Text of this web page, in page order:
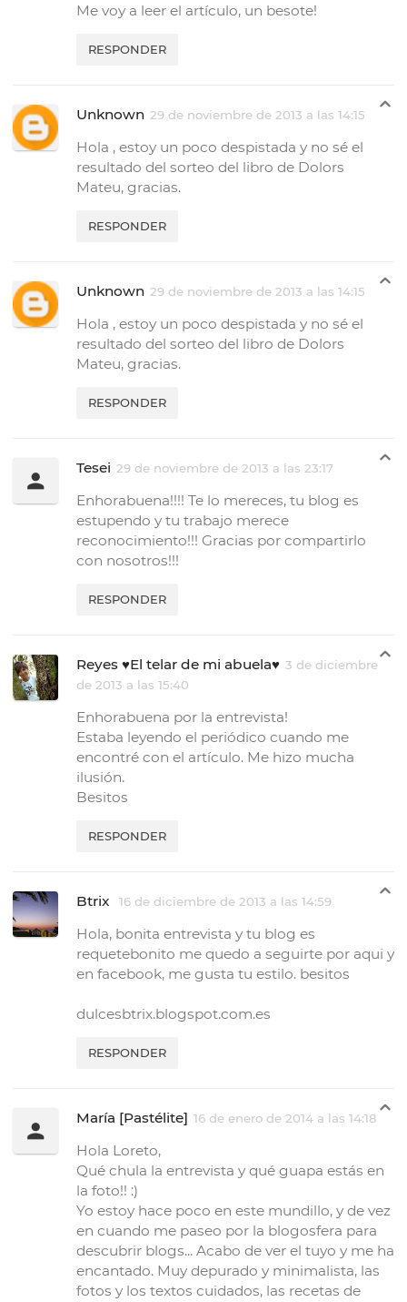
Me voy a leer el artículo, un besote!
RESPONDER
Unknown 29 de noviembre de 2013 a las 14:15
Hola , estoy un poco despistada y no sé el
resultado del sorteo del libro de Dolors
Mateu, gracias.
RESPONDER
Unknown 29 de noviembre de 2013 a las 14:15
Hola , estoy un poco despistada y no sé el
resultado del sorteo del libro de Dolors
Mateu, gracias.
RESPONDER
Tesei 29 de noviembre de 2013 a las 23:17
Enhorabuena!!!! Te lo mereces, tu blog es
estupendo y tu trabajo merece
reconocimiento!!! Gracias por compartirlo
con nosotros!!!
RESPONDER
Reyes ♥El telar de mi abuela♥ 3 de diciembre
de 2013 a las 15:40
Enhorabuena por la entrevista!
Estaba leyendo el periódico cuando me
encontré con el artículo. Me hizo mucha
ilusión.
Besitos
RESPONDER
Btrix 16 de diciembre de 2013 a las 14:59
Hola, bonita entrevista y tu blog es
requetebonito me quedo a seguirte por aqui y
en facebook, me gusta tu estilo. besitos
dulcesbtrix.blogspot.com.es
RESPONDER
María [Pastélite] 16 de enero de 2014 a las 14:18
Hola Loreto,
Qué chula la entrevista y qué guapa estás en
la foto!! :)
Yo estoy hace poco en este mundillo, y de vez
en cuando me paseo por la blogosfera para
descubrir blogs... Acabo de ver el tuyo y me ha
encantado. Muy depurado y minimalista, las
fotos y los textos cuidados, las recetas de